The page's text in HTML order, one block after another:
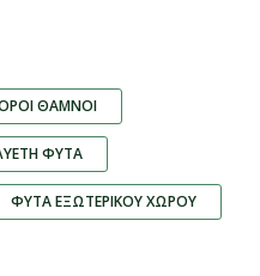
ΘΆΜΝΟΙ
ΦΥΤΆ
ΦΥΤΆ ΕΞΩΤΕΡΙΚΟΎ ΧΏΡΟΥ